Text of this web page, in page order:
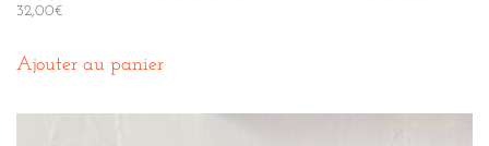
32,00€
Ajouter au panier